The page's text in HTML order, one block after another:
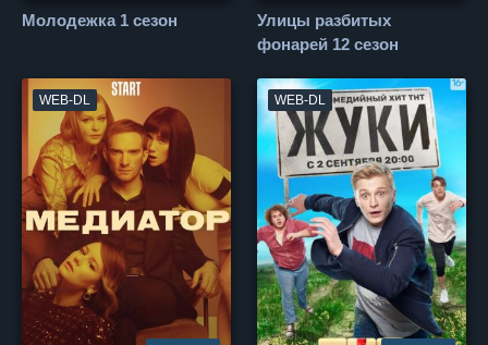
Молодежка 1 сезон
Улицы разбитых
фонарей 12 сезон
WEB-DL WEB-DL